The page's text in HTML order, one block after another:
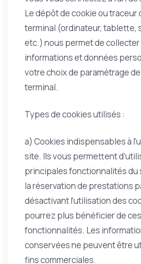
Le dépôt de cookie ou traceur
terminal (ordinateur, tablette,
etc.) nous permet de collecter
informations et données
votre choix de paramétrage
terminal.
Types de cookies utilisés :
a) Cookies indispensables à
site. Ils vous permettent
principales fonctionnalités du
la réservation de prestations
désactivant l’utilisation des
pourrez plus bénéficier de ces
fonctionnalités. Les
conservées ne peuvent être
fins commerciales.